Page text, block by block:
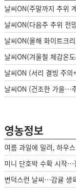
날씨ON(주말까지 추위
날씨ON(다음주 추위 전
날씨ON(올해 화이트크
날씨ON(겨울철 체감온
날씨ON (서리 결빙 주의
날씨ON (건조한 가을…
영농정보
여름 과일에 밀려, 하우
미니 단호박 수확 시작…
변덕스런 날씨…감귤 생